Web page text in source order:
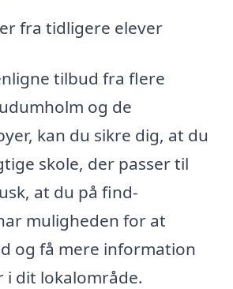
fra tidligere elever
tilbud fra flere
og de
kan du sikre dig, at du
skole, der passer til
at du på find-
muligheden for at
og få mere information
i dit lokalområde.